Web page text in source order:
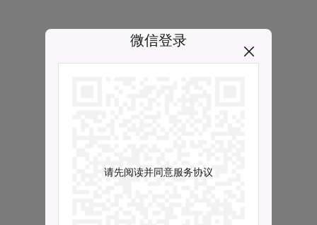
微信登录
请先阅读并同意服务协议